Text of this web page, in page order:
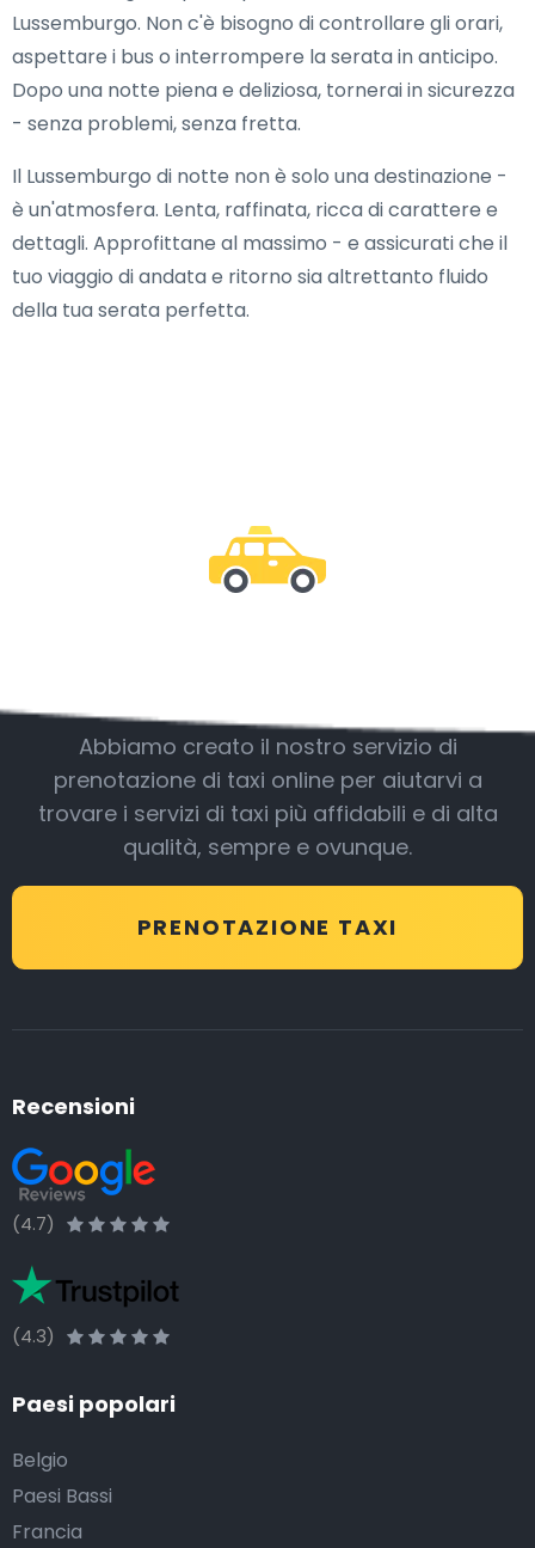
Lussemburgo. Non c'è bisogno di controllare gli orari,
aspettare i bus o interrompere la serata in anticipo.
Dopo una notte piena e deliziosa, tornerai in sicurezza
- senza problemi, senza fretta.
Il Lussemburgo di notte non è solo una destinazione -
è un'atmosfera. Lenta, raffinata, ricca di carattere e
dettagli. Approfittane al massimo - e assicurati che il
tuo viaggio di andata e ritorno sia altrettanto fluido
della tua serata perfetta.
Abbiamo creato il nostro servizio di
prenotazione di taxi online per aiutarvi a
trovare i servizi di taxi più affidabili e di alta
qualità, sempre e ovunque.
PRENOTAZIONE TAXI
Recensioni
(4.7)
(4.3)
Paesi popolari
Belgio
Paesi Bassi
Francia